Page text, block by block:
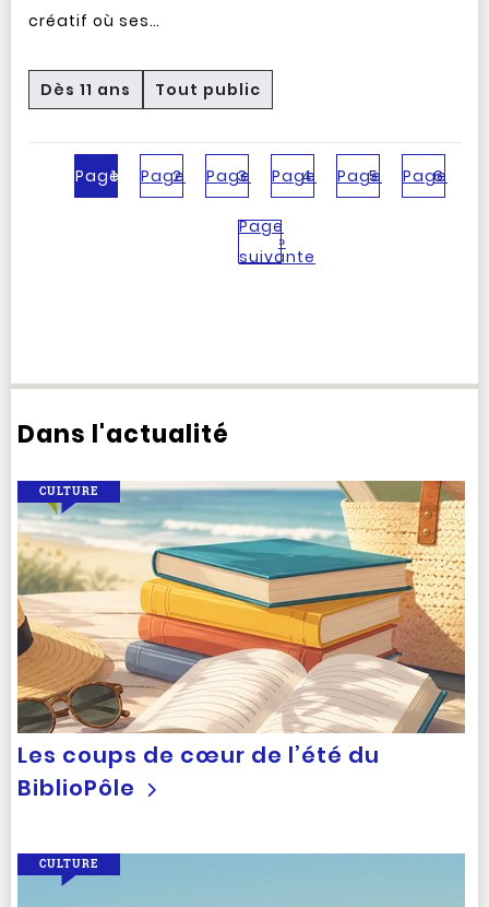
créatif où ses…
Dès 11 ans Tout public
Page
1 Page
2 Page
3 Page
4 Page
5 Page
6
Page
suivante
»
Dans l'actualité
Les coups de cœur de l’été du
BiblioPôle
CULTURE
CULTURE